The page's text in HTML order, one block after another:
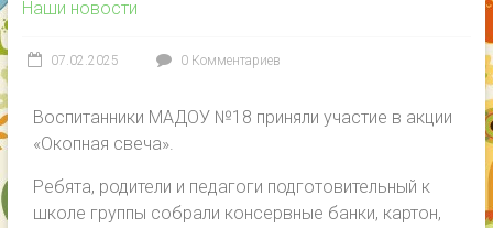
Наши новости
07.02.2025 0 Комментариев
Воспитанники МАДОУ №18 приняли участие в акции
«Окопная свеча».
Ребята, родители и педагоги подготовительный к
школе группы собрали консервные банки, картон,